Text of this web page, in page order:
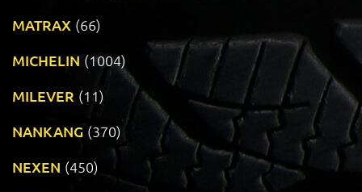
MATRAX (66)
MICHELIN (1004)
MILEVER (11)
NANKANG (370)
NEXEN (450)